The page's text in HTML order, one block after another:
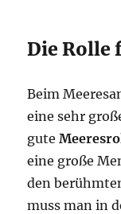
Die Rolle
Beim
eine sehr
gute
eine große
den
muss man in